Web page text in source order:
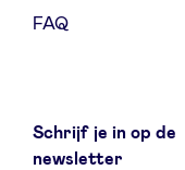
FAQ
Schrijf je in op de
newsletter